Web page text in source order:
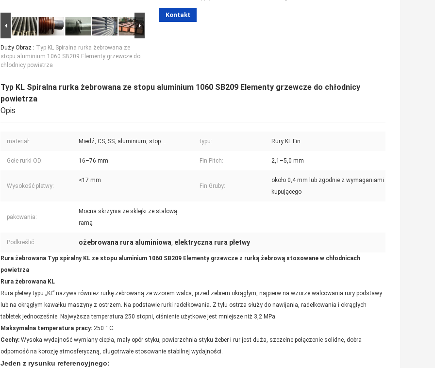
Duży Obraz : Typ KL Spiralna rurka żebrowana ze
stopu aluminium 1060 SB209 Elementy grzewcze do
chłodnicy powietrza
Kontakt
Typ KL Spiralna rurka żebrowana ze stopu aluminium 1060 SB209 Elementy grzewcze do chłodnicy
powietrza
Opis
materiał: Miedź, CS, SS, aluminium, stop ... typu: Rury KL Fin
Gołe rurki OD: 16–76 mm Fin Pitch: 2,1–5,0 mm
Wysokość płetwy:
<17 mm
Fin Gruby:
około 0,4 mm lub zgodnie z wymaganiami
kupującego
pakowania:
Mocna skrzynia ze sklejki ze stalową
ramą
Podkreślić: ożebrowana rura aluminiowa, elektryczna rura płetwy
Rura żebrowana Typ spiralny KL ze stopu aluminium 1060 SB209 Elementy grzewcze z rurką żebrową stosowane w chłodnicach
powietrza
Rura żebrowana KL
Rura płetwy typu „KL” nazywa również rurkę żebrowaną ze wzorem walca, przed żebrem okrągłym, najpierw na wzorze walcowania rury podstawy
lub na okrągłym kawałku maszyny z ostrzem. Na podstawie rurki radełkowania. Z tyłu ostrza służy do nawijania, radełkowania i okrągłych
tabletek jednocześnie. Najwyższa temperatura 250 stopni, ciśnienie użytkowe jest mniejsze niż 3,2 MPa.
Maksymalna temperatura pracy: 250 ° C.
Cechy: Wysoka wydajność wymiany ciepła, mały opór styku, powierzchnia styku żeber i rur jest duża, szczelne połączenie solidne, dobra
odporność na korozję atmosferyczną, długotrwałe stosowanie stabilnej wydajności.
Jeden z rysunku referencyjnego: